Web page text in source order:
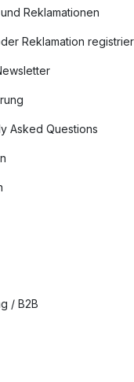
Reklamationen
Reklamation
Asked Questions
/ B2B